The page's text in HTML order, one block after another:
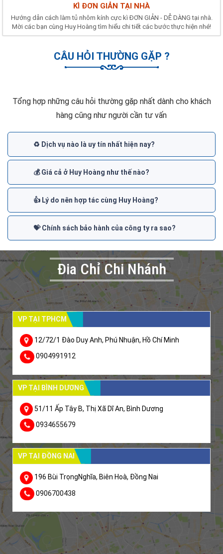
KÌ ĐƠN GIẢN TẠI NHÀ
Hướng dẫn cách làm tủ nhôm kính cực kì ĐƠN GIẢN - DỄ DÀNG tại nhà.
Mời các bạn cùng Huy Hoàng tìm hiểu chi tiết các bước thực hiện nhé!
CÂU HỎI THƯỜNG GẶP ?
Tổng hợp những câu hỏi thường gặp nhất dành cho khách
hàng cũng như người cần tư vấn
♻️ Dịch vụ nào là uy tín nhất hiện nay?
💰 Giá cả ở Huy Hoàng như thế nào?
👍 Lý do nên hợp tác cùng Huy Hoàng?
💝 Chính sách bảo hành của công ty ra sao?
Đia Chỉ Chi Nhánh
VP TẠI TPHCM
12/72/1 Đào Duy Anh, Phú Nhuận, Hồ Chí Minh
0904991912
VP TẠI BÌNH DƯƠNG
51/11 Ấp Tây B, Thị Xã Dĩ An, Bình Dương
0934655679
VP TẠI ĐỒNG NAI
196 Bùi TrọngNghĩa, Biên Hoà, Đồng Nai
0906700438